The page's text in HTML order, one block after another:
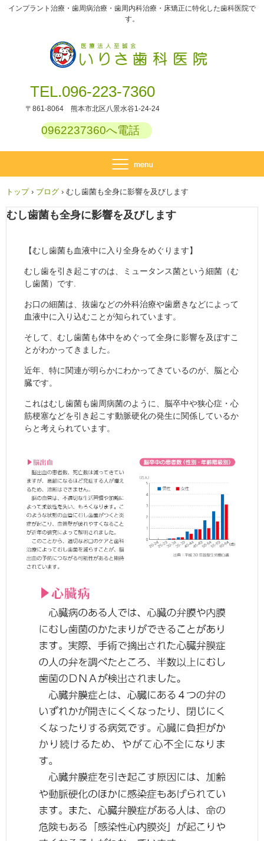
インプラント治療・歯周病治療・歯周内科治療・床矯正に特化した歯科医院で
す。
TEL.096-223-7360
〒861-8064 熊本市北区八景水谷1-24-24
0962237360へ電話
トップ › ブログ › むし歯菌も全身に影響を及びします
むし歯菌も全身に影響を及びします
【むし歯菌も血液中に入り全身をめぐります】
むし歯を引き起こすのは、ミュータンス菌という細菌（む
し歯菌）です.
お口の細菌は、抜歯などの外科治療や歯磨きなどによって
血液中に入り込むことが知られています。
そして、むし歯菌も体中をめぐって全身に影響を及ぼすこ
とがわかってきました。
近年、特に関連が明らかにわかってきているのが、脳と心
臓です。
これはむし歯菌も歯周病菌のように、脳卒中や狭心症・心
筋梗塞などを引き起こす動脈硬化の発生に関係しているか
らと考えられています。